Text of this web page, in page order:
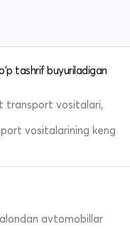
tashrif buyuriladigan
transport vositalari,
vositalarining keng
avtomobillar